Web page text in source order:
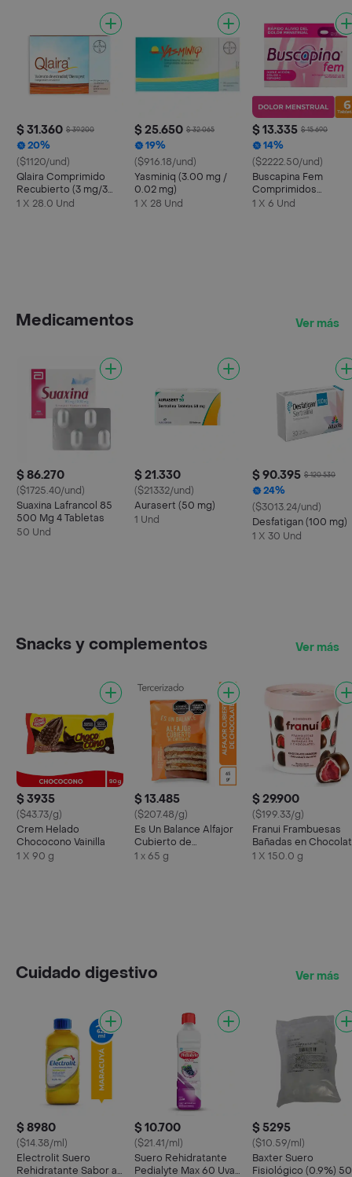
$ 31.360 $ 39.200
20%
($1120/und)
Qlaira Comprimido
Recubierto (3 mg/3
mg)
1 X 28.0 Und
$ 25.650 $ 32.065
19%
($916.18/und)
Yasminiq (3.00 mg /
0.02 mg)
1 X 28 Und
$ 13.335 $ 15.690
14%
($2222.50/und)
Buscapina Fem
Comprimidos
Recubiertos
1 X 6 Und
Medicamentos Ver más
$ 86.270
($1725.40/und)
Suaxina Lafrancol 85
500 Mg 4 Tabletas
50 Und
$ 21.330
($21332/und)
Aurasert (50 mg)
1 Und
$ 90.395 $ 120.530
24%
($3013.24/und)
Desfatigan (100 mg)
1 X 30 Und
Snacks y complementos Ver más
$ 3935
($43.73/g)
Crem Helado
Chococono Vainilla
1 X 90 g
$ 13.485
($207.48/g)
Es Un Balance Alfajor
Cubierto de
Chocolate
1 x 65 g
$ 29.900
($199.33/g)
Franui Frambuesas
Bañadas en
Blanco y Amargo
1 X 150.0 g
Cuidado digestivo Ver más
$ 8980
($14.38/ml)
Electrolit Suero
Rehidratante Sabor a
$ 10.700
($21.41/ml)
Suero Rehidratante
Pedialyte Max 60 Uva
$ 5295
($10.59/ml)
Baxter Suero
Fisiológico (0.9%)